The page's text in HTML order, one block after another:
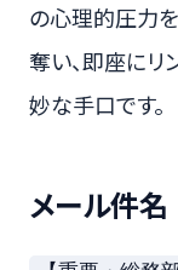
の心理的圧力
奪い、即座にリ
妙な手口です。
メール件名